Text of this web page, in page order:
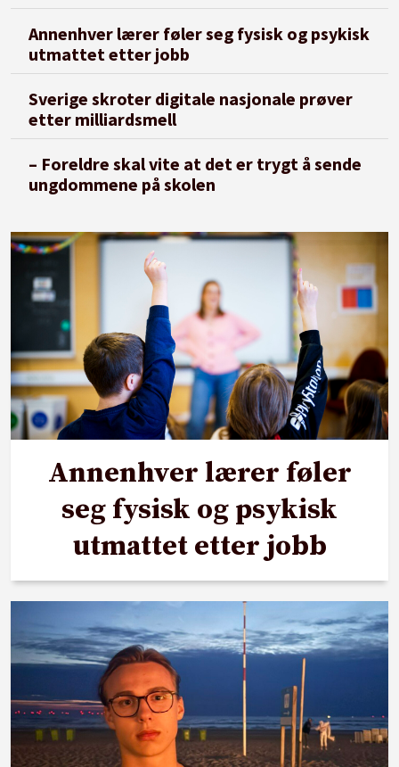
Annenhver lærer føler seg fysisk og psykisk
utmattet etter jobb
Sverige skroter digitale nasjonale prøver
etter milliardsmell
– Foreldre skal vite at det er trygt å sende
ungdommene på skolen
Annenhver lærer føler
seg fysisk og psykisk
utmattet etter jobb